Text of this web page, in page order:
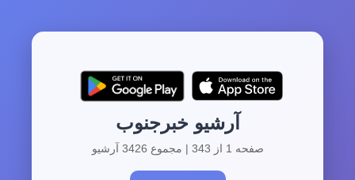
آرشیو خبرجنوب
صفحه 1 از 343 | مجموع 3426 آرشیو